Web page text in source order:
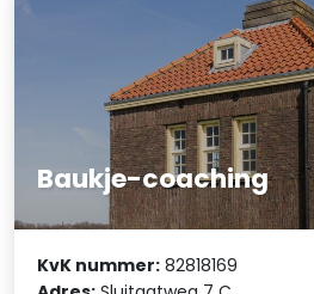
Baukje-coaching
KvK nummer: 82818169